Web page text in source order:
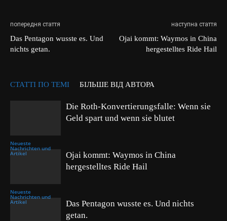
попередня стаття
Das Pentagon wusste es. Und
nichts getan.
наступна стаття
Ojai kommt: Waymos in China
hergestelltes Ride Hail
СТАТТІ ПО ТЕМІ БІЛЬШЕ ВІД АВТОРА
Neueste
Nachrichten und
Artikel
Die Roth-Konvertierungsfalle: Wenn sie
Geld spart und wenn sie blutet
Neueste
Nachrichten und
Artikel
Ojai kommt: Waymos in China
hergestelltes Ride Hail
Das Pentagon wusste es. Und nichts
getan.